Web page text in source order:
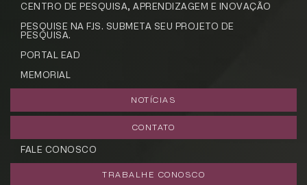
CENTRO DE PESQUISA, APRENDIZAGEM E INOVAÇÃO
PESQUISE NA FJS. SUBMETA SEU PROJETO DE
PESQUISA.
PORTAL EAD
MEMORIAL
NOTÍCIAS
CONTATO
FALE CONOSCO
TRABALHE CONOSCO